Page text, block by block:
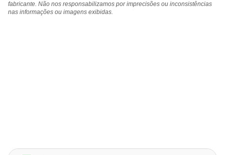
fabricante. Não nos responsabilizamos por imprecisões ou inconsistências
nas informações ou imagens exibidas.